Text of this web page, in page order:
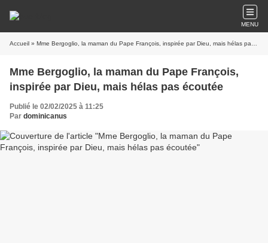
MENU
Accueil » Mme Bergoglio, la maman du Pape François, inspirée par Dieu, mais hélas pas écoutée
Mme Bergoglio, la maman du Pape François,
inspirée par Dieu, mais hélas pas écoutée
Publié le 02/02/2025 à 11:25
Par dominicanus